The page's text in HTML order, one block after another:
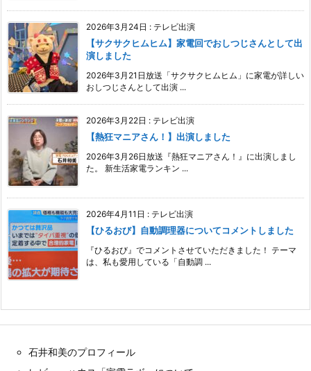
2026年3月24日 : テレビ出演
【サクサクヒムヒム】家電回でおしつじさんとして出
演しました
2026年3月21日放送「サクサクヒムヒム」に家電が詳しい
おしつじさんとして出演 ...
2026年3月22日 : テレビ出演
【熱狂マニアさん！】出演しました
2026年3月26日放送『熱狂マニアさん！』に出演しまし
た。 新生活家電ランキン ...
2026年4月11日 : テレビ出演
【ひるおび】自動調理器についてコメントしました
『ひるおび』でコメントさせていただきました！ テーマ
は、私も愛用している「自動調 ...
石井和美のプロフィール